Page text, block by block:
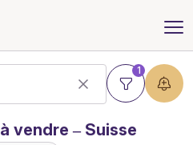
1
à vendre – Suisse